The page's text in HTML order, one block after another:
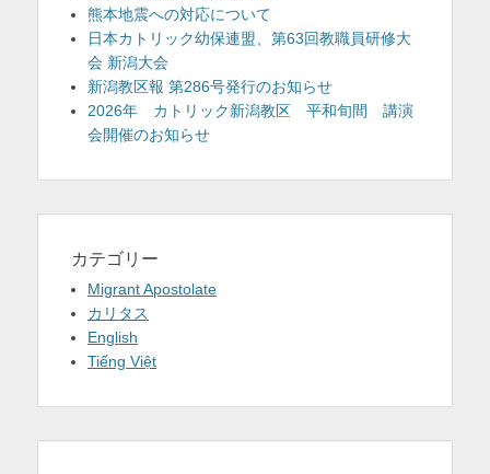
熊本地震への対応について
日本カトリック幼保連盟、第63回教職員研修大
会 新潟大会
新潟教区報 第286号発行のお知らせ
2026年 カトリック新潟教区 平和旬間 講演
会開催のお知らせ
カテゴリー
Migrant Apostolate
カリタス
English
Tiếng Việt